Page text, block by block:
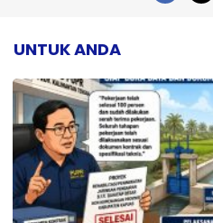
UNTUK ANDA